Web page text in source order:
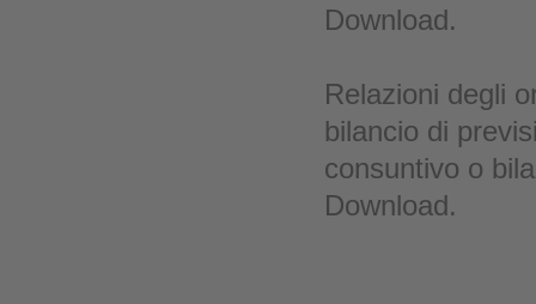
Download.
Relazioni degli
bilancio di
consuntivo o
Download.